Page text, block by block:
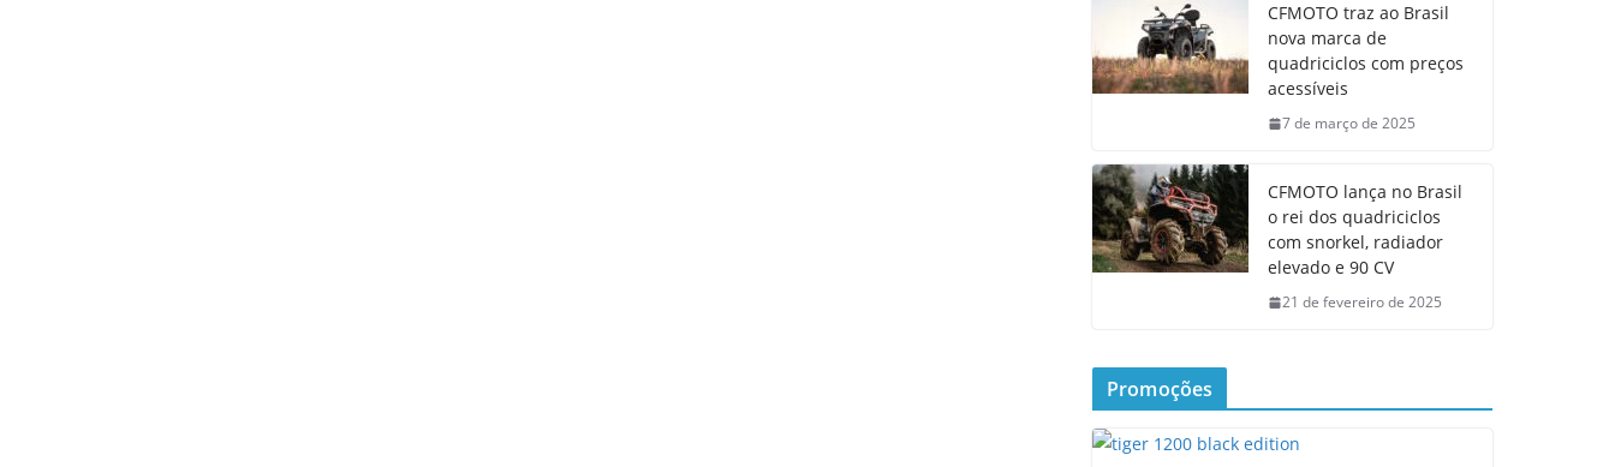
CFMOTO traz ao Brasil
nova marca de
quadriciclos com preços
acessíveis
7 de março de 2025
CFMOTO lança no Brasil
o rei dos quadriciclos
com snorkel, radiador
elevado e 90 CV
21 de fevereiro de 2025
Promoções